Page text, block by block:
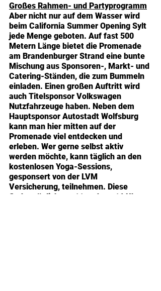
Großes Rahmen- und Partyprogramm
Aber nicht nur auf dem Wasser wird
beim California Summer Opening Sylt
jede Menge geboten. Auf fast 500
Metern Länge bietet die Promenade
am Brandenburger Strand eine bunte
Mischung aus Sponsoren-, Markt- und
Catering-Ständen, die zum Bummeln
einladen. Einen großen Auftritt wird
auch Titelsponsor Volkswagen
Nutzfahrzeuge haben. Neben dem
Hauptsponsor Autostadt Wolfsburg
kann man hier mitten auf der
Promenade viel entdecken und
erleben. Wer gerne selbst aktiv
werden möchte, kann täglich an den
kostenlosen Yoga-Sessions,
gesponsert von der LVM
Versicherung, teilnehmen. Diese
finden täglich um 11 und um 16 Uhr